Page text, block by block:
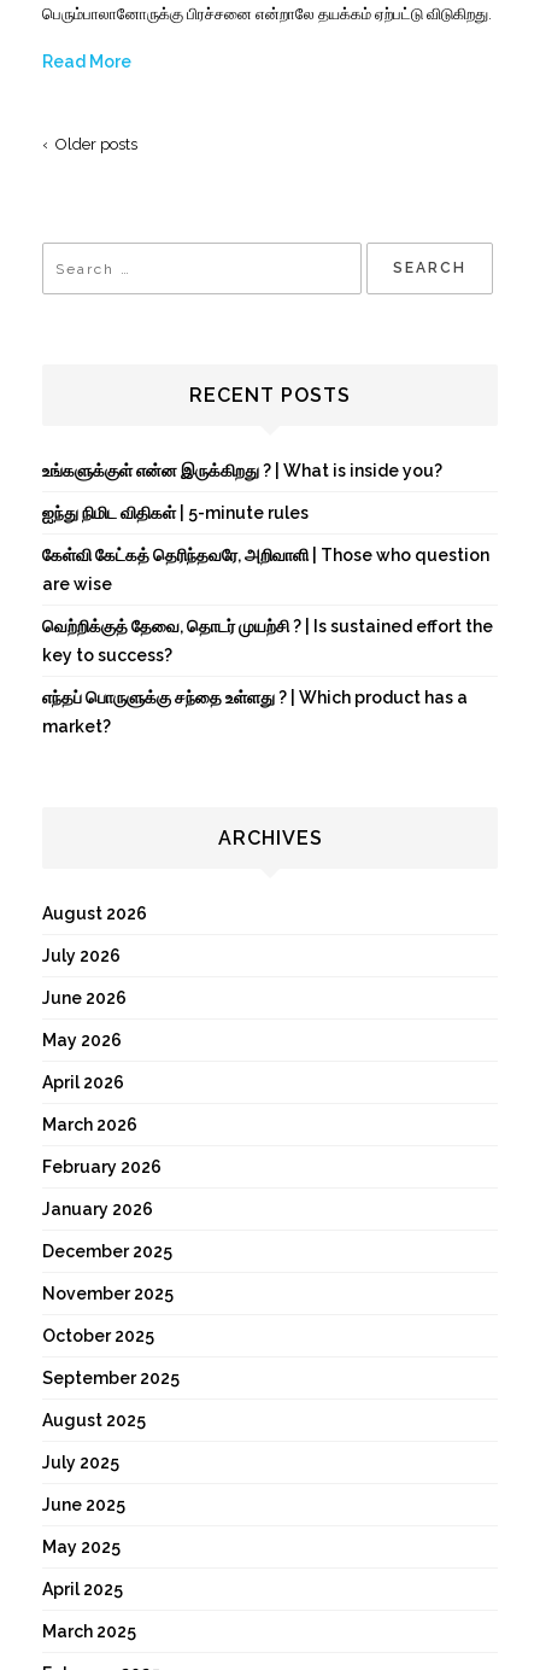
பெரும்பாலானோருக்கு பிரச்சனை என்றாலே தயக்கம் ஏற்பட்டு விடுகிறது.
Read More
‹ Older posts
RECENT POSTS
உங்களுக்குள் என்ன இருக்கிறது ? | What is inside you?
ஐந்து நிமிட விதிகள் | 5-minute rules
கேள்வி கேட்கத் தெரிந்தவரே, அறிவாளி | Those who question
are wise
வெற்றிக்குத் தேவை, தொடர் முயற்சி ? | Is sustained effort the
key to success?
எந்தப் பொருளுக்கு சந்தை உள்ளது ? | Which product has a
market?
ARCHIVES
August 2026
July 2026
June 2026
May 2026
April 2026
March 2026
February 2026
January 2026
December 2025
November 2025
October 2025
September 2025
August 2025
July 2025
June 2025
May 2025
April 2025
March 2025